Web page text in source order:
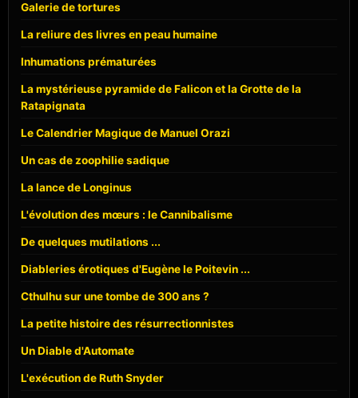
Galerie de tortures
La reliure des livres en peau humaine
Inhumations prématurées
La mystérieuse pyramide de Falicon et la Grotte de la
Ratapignata
Le Calendrier Magique de Manuel Orazi
Un cas de zoophilie sadique
La lance de Longinus
L'évolution des mœurs : le Cannibalisme
De quelques mutilations ...
Diableries érotiques d'Eugène le Poitevin ...
Cthulhu sur une tombe de 300 ans ?
La petite histoire des résurrectionnistes
Un Diable d'Automate
L'exécution de Ruth Snyder